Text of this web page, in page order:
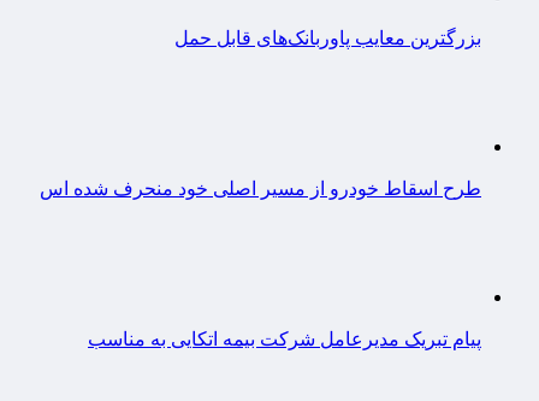
بزرگترین معایب پاوربانک‌های قابل حمل
طرح اسقاط خودرو از مسیر اصلی خود منحرف شده اس
پیام تبریک مدیرعامل شرکت بیمه اتکایی به مناسب